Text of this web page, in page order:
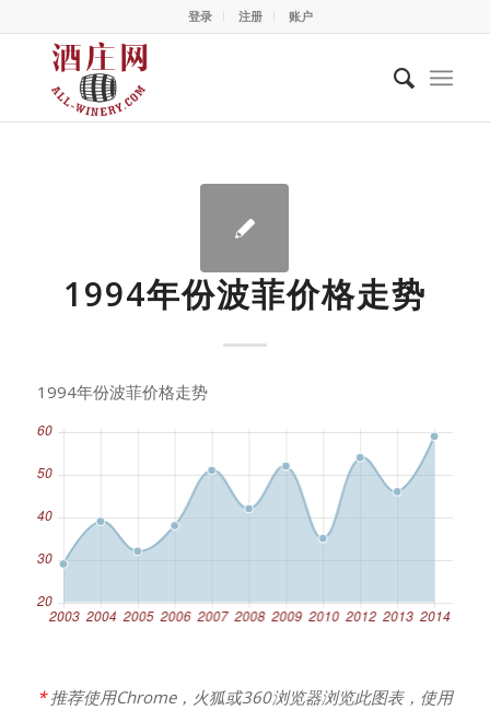
登录 注册 账户
1994年份波菲价格走势
1994年份波菲价格走势
*推荐使用Chrome，火狐或360浏览器浏览此图表，使用